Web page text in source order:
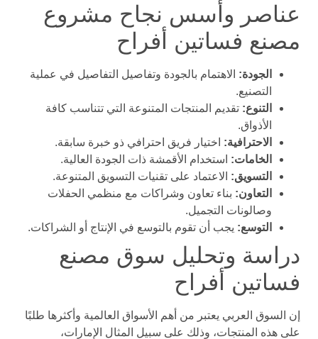
عناصر وأسس نجاح مشروع
مصنع فساتين أفراح
الجودة: الاهتمام بالجودة وتفاصيل التفاصيل في عملية
التصنيع.
التنوع: تقديم المنتجات المتنوعة التي تتناسب كافة
الأذواق.
الاحترافية: اختيار فريق احترافي ذو خبرة سابقة.
الخامات: استخدام الأقمشة ذات الجودة العالية.
التسويق: الاعتماد على تقنيات التسويق المتنوعة.
التعاون: بناء تعاون وشراكات مع منظمي الحفلات
وصالونات التجميل.
التوسع: يجب أن تقوم بالتوسع في الإنتاج أو الشراكات.
دراسة وتحليل سوق مصنع
فساتين أفراح
إن السوق العربي يعتبر من أهم الأسواق العالمية وأكثرها طلبًا
على هذه المنتجات، وذلك على سبيل المثال الإمارات،